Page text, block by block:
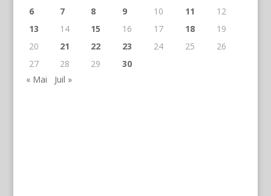
6
7 8 9 10 11
12
13
14 15 16 17 18
19
20
21 22 23 24 25
26
27
28 29
30
« Mai
Juil »